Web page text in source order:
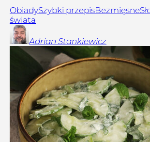
ObiadySzybki przepisBezmięsne
świata
Adrian Stankiewicz